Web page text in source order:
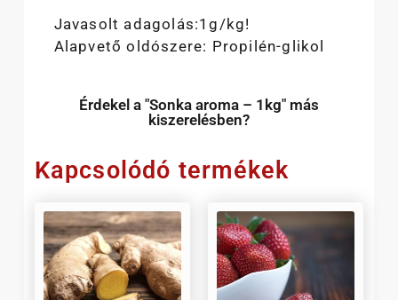
Javasolt adagolás:1g/kg!
Alapvető oldószere: Propilén-glikol
Érdekel a "Sonka aroma – 1kg" más
kiszerelésben?
Kapcsolódó termékek